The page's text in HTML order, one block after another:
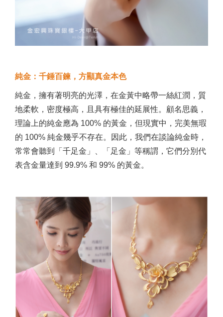
純金：千錘百鍊，方顯真金本色
純金，擁有著明亮的光澤，在金黃中略帶一絲紅潤，質
地柔軟，密度極高，且具有極佳的延展性。顧名思義，
理論上的純金應為 100% 的黃金，但現實中，完美無瑕
的 100% 純金幾乎不存在。因此，我們在談論純金時，
常常會聽到「千足金」、「足金」等稱謂，它們分別代
表含金量達到 99.9% 和 99% 的黃金。